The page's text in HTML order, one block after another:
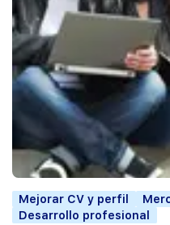
Mejorar CV y perfil
Desarrollo profesional